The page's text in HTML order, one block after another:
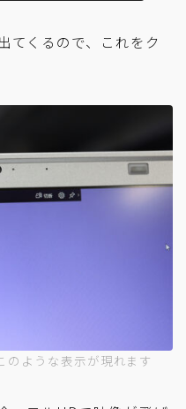
てくるので、これをク
のような表示が現れます